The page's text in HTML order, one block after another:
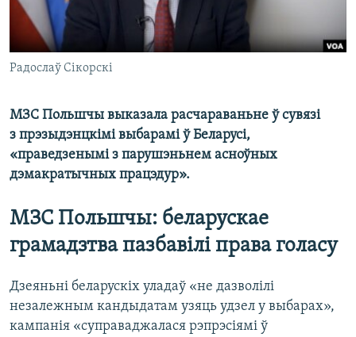
Радослаў Сікорскі
МЗС Польшчы выказала расчараваньне ў сувязі
з прэзыдэнцкімі выбарамі ў Беларусі,
«праведзенымі з парушэньнем асноўных
дэмакратычных працэдур».
МЗС Польшчы: беларускае
грамадзтва пазбавілі права голасу
Дзеяньні беларускіх уладаў «не дазволілі
незалежным кандыдатам узяць удзел у выбарах»,
кампанія «суправаджалася рэпрэсіямі ў